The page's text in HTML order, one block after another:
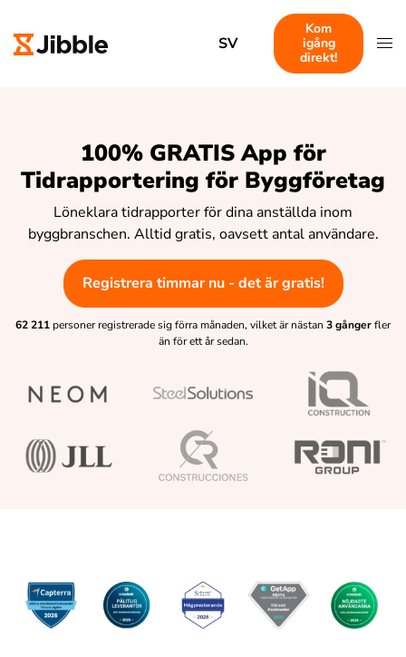
SV
Kom
igång
direkt!
100% GRATIS App för
Tidrapportering för Byggföretag
Löneklara tidrapporter för dina anställda inom
byggbranschen. Alltid gratis, oavsett antal användare.
Registrera timmar nu - det är gratis!
62 211personer registrerade sig förra månaden, vilket är nästan 3 gångerfler
än för ett år sedan.